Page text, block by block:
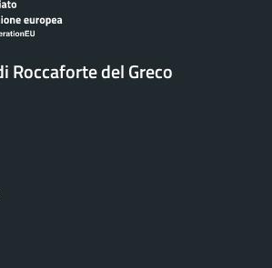
Roccaforte del Greco